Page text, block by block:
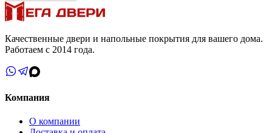
Качественные двери и напольные покрытия для вашего дома.
Работаем с 2014 года.
Компания
О компании